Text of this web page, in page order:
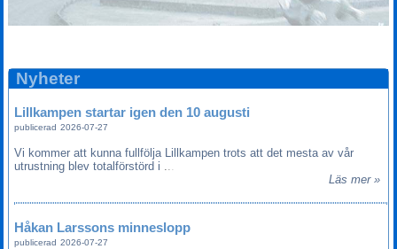
Nyheter
Lillkampen startar igen den 10 augusti
publicerad 2026-07-27
Vi kommer att kunna fullfölja Lillkampen trots att det mesta av vår
utrustning blev totalförstörd i ...
Läs mer »
Håkan Larssons minneslopp
publicerad 2026-07-27